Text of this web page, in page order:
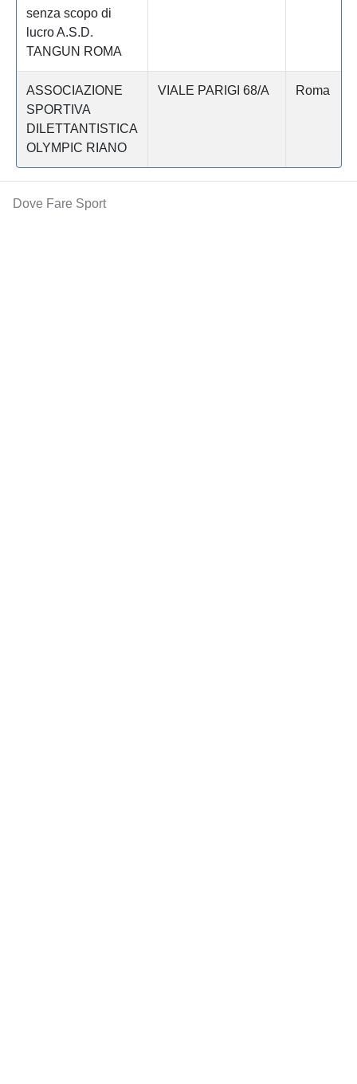
senza scopo di
lucro A.S.D.
TANGUN ROMA
ASSOCIAZIONE
SPORTIVA
DILETTANTISTICA
OLYMPIC RIANO
VIALE PARIGI 68/A Roma
Dove Fare Sport